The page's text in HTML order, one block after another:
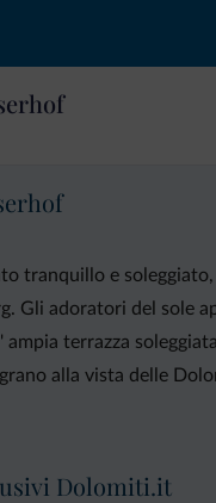
tranquillo e soleggiato,
Gli adoratori del sole
terrazza
alla vista delle
Dolomiti.it